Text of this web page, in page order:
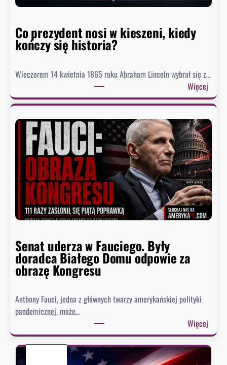
d
n
ę
ł
o
n
a
j
n
i
ż
s
h
i
s
t
Co prezydent nosi w kieszeni, kiedy
kończy się historia?
Wieczorem 14 kwietnia 1865 roku Abraham Lincoln wybrał się z…
Więcej:
C
p
e
z
y
d
e
n
t
s
e
Senat uderza w Fauciego. Były
doradca Białego Domu odpowie za
obrazę Kongresu
Anthony Fauci, jedna z głównych twarzy amerykańskiej polityki
pandemicznej, może…
Więcej:
S
e
n